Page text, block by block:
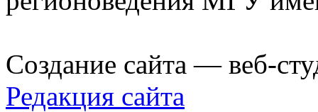
Создание сайта — веб-
Редакция сайта